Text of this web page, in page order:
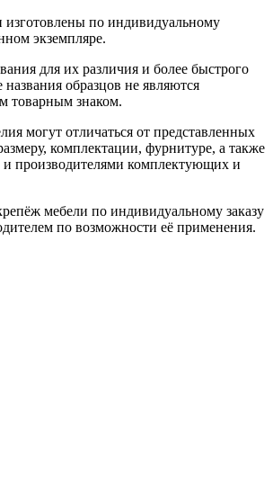
изготовлены по индивидуальному
экземпляре.
для их различия и более быстрого
названия образцов не являются
товарным знаком.
могут отличаться от представленных
комплектации, фурнитуре, а также
производителями комплектующих и
мебели по индивидуальному заказу
по возможности её применения.